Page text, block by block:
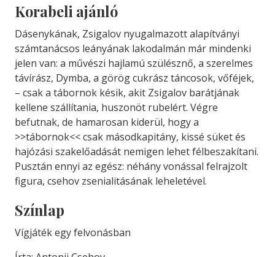
Korabeli ajánló
Dásenykának, Zsigalov nyugalmazott alapítványi
számtanácsos leányának lakodalmán már mindenki
jelen van: a művészi hajlamú szülésznő, a szerelmes
távírász, Dymba, a görög cukrász táncosok, vőféjek,
– csak a tábornok késik, akit Zsigalov barátjának
kellene szállítania, huszonöt rubelért. Végre
befutnak, de hamarosan kiderül, hogy a
>>tábornok<< csak másodkapitány, kissé süket és
hajózási szakelőadását nemigen lehet félbeszakítani.
Pusztán ennyi az egész: néhány vonással felrajzolt
figura, csehov zsenialitásának leheletével.
Színlap
Vígjáték egy felvonásban